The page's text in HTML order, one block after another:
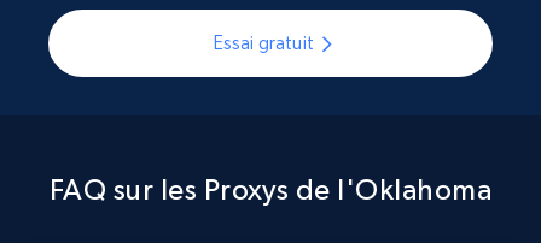
Essai gratuit
FAQ sur les Proxys de l'Oklahoma